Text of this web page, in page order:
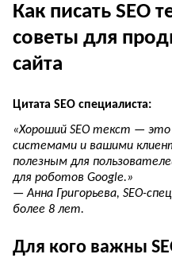
Как писать SEO
советы для
сайта
Цитата SEO специалиста:
«Хороший SEO текст —
системами и вашими
полезным для
для роботов Google.»
— Анна Григорьева, SEO-
более 8 лет.
Для кого важны